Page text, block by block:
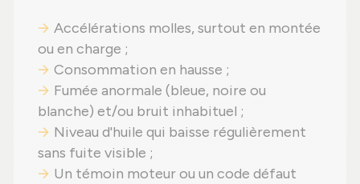
Accélérations molles, surtout en montée
ou en charge ;
Consommation en hausse ;
Fumée anormale (bleue, noire ou
blanche) et/ou bruit inhabituel ;
Niveau d'huile qui baisse régulièrement
sans fuite visible ;
Un témoin moteur ou un code défaut